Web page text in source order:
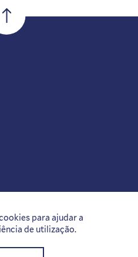
para ajudar a
de utilização.